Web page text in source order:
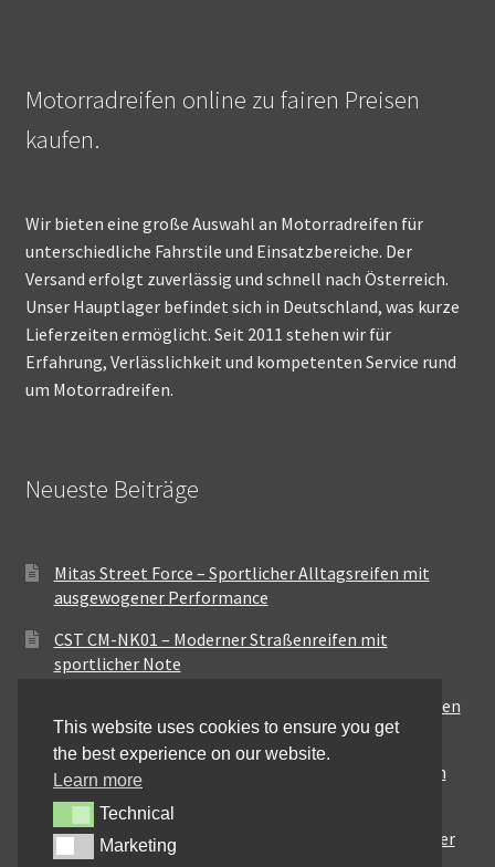
Motorradreifen online zu fairen Preisen
kaufen.
Wir bieten eine große Auswahl an Motorradreifen für
unterschiedliche Fahrstile und Einsatzbereiche. Der
Versand erfolgt zuverlässig und schnell nach Österreich.
Unser Hauptlager befindet sich in Deutschland, was kurze
Lieferzeiten ermöglicht. Seit 2011 stehen wir für
Erfahrung, Verlässlichkeit und kompetenten Service rund
um Motorradreifen.
Neueste Beiträge
Mitas Street Force – Sportlicher Alltagsreifen mit
ausgewogener Performance
CST CM-NK01 – Moderner Straßenreifen mit
sportlicher Note
Maxxis MA-ST3 – Ausgewogener Sport-Touring-Reifen
für vielseitige Einsätze
Pirelli City Demon – Zuverlässigkeit für den urbanen
Alltag
Metzeler Perfect ME77 – Klassische Optik mit solider
Straßenperformance
This website uses cookies to ensure you get
the best experience on our website.
Learn more
TechnicalTechnical
MarketingMarketing